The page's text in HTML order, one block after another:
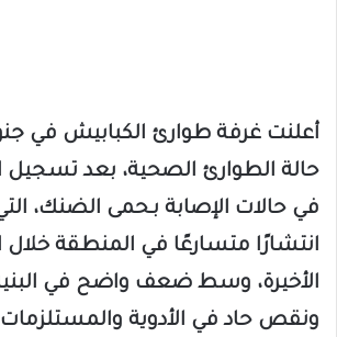
أعلنت غرفة طوارئ الكبابيش في
حالة الطوارئ الصحية، بعد تسجيل
في حالات الإصابة بـحمى الضنك،
انتشارًا متسارعًا في المنطقة خلال
الأخيرة، وسط ضعف واضح في
ونقص حاد في الأدوية والمستلزمات